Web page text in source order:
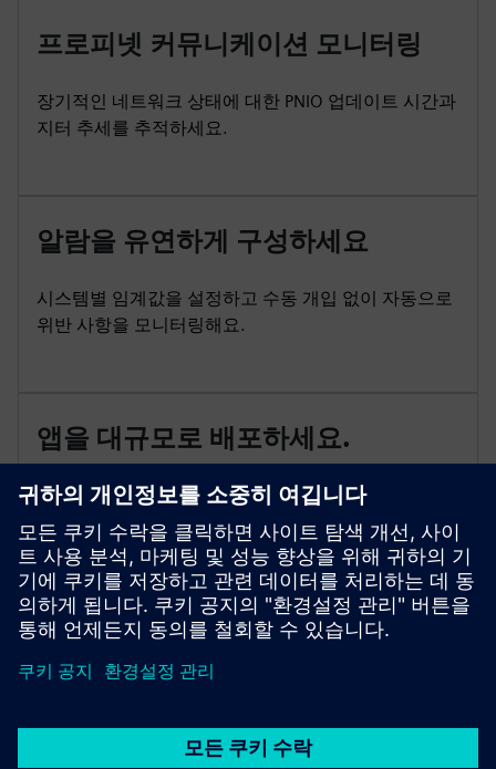
프로피넷 커뮤니케이션 모니터링
장기적인 네트워크 상태에 대한 PNIO 업데이트 시간과
지터 추세를 추적하세요.
알람을 유연하게 구성하세요
시스템별 임계값을 설정하고 수동 개입 없이 자동으로
위반 사항을 모니터링해요.
앱을 대규모로 배포하세요.
Industrial Edge Management를 사용하여 여러 장치에
서 안전하게 업데이트를 출시하고 라이선스를 관리하
세요.